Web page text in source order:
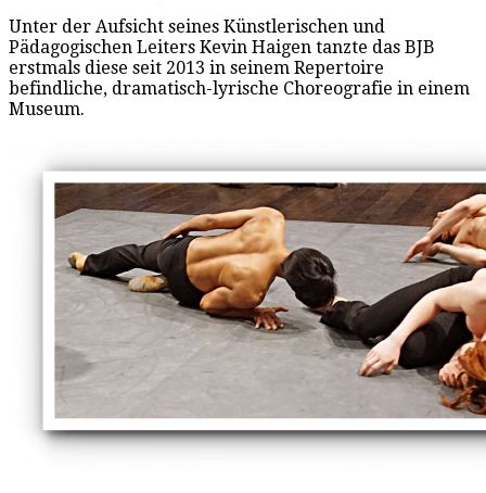
Unter der Aufsicht seines Künstlerischen und
Pädagogischen Leiters Kevin Haigen tanzte das BJB
erstmals diese seit 2013 in seinem Repertoire
befindliche, dramatisch-lyrische Choreografie in einem
Museum.